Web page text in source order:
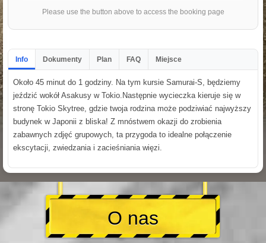
Please use the button above to access the booking page
Info Dokumenty Plan FAQ Miejsce
Około 45 minut do 1 godziny. Na tym kursie Samurai-S, będziemy
jeździć wokół Asakusy w Tokio.Następnie wycieczka kieruje się w
stronę Tokio Skytree, gdzie twoja rodzina może podziwiać najwyższy
budynek w Japonii z bliska! Z mnóstwem okazji do zrobienia
zabawnych zdjęć grupowych, ta przygoda to idealne połączenie
ekscytacji, zwiedzania i zacieśniania więzi.
O nas